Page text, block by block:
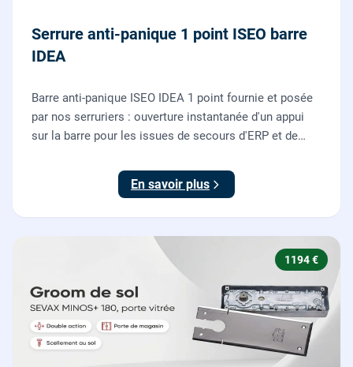
Serrure anti-panique 1 point ISEO barre
IDEA
Barre anti-panique ISEO IDEA 1 point fournie et posée
par nos serruriers : ouverture instantanée d'un appui
sur la barre pour les issues de secours d'ERP et de
En savoir plus
1194 €